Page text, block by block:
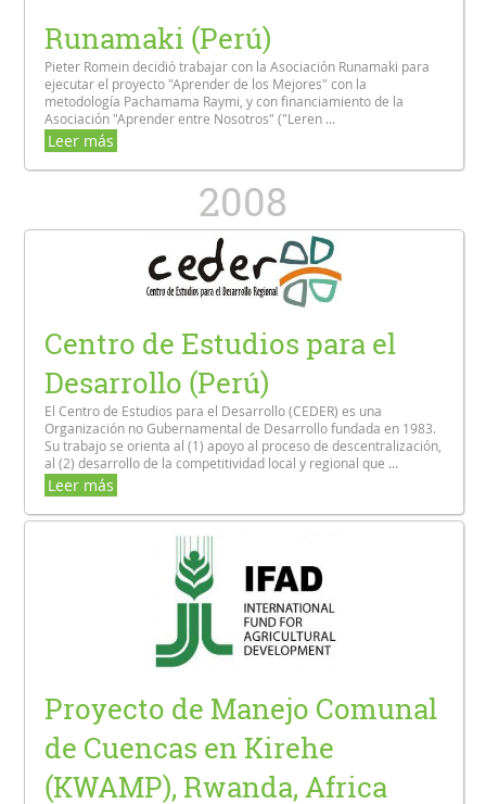
Runamaki (Perú)
Pieter Romein decidió trabajar con la Asociación Runamaki para
ejecutar el proyecto "Aprender de los Mejores" con la
metodología Pachamama Raymi, y con financiamiento de la
Asociación "Aprender entre Nosotros" ("Leren ...
Leer más
2008
Centro de Estudios para el
Desarrollo (Perú)
El Centro de Estudios para el Desarrollo (CEDER) es una
Organización no Gubernamental de Desarrollo fundada en 1983.
Su trabajo se orienta al (1) apoyo al proceso de descentralización,
al (2) desarrollo de la competitividad local y regional que ...
Leer más
Proyecto de Manejo Comunal
de Cuencas en Kirehe
(KWAMP), Rwanda, Africa